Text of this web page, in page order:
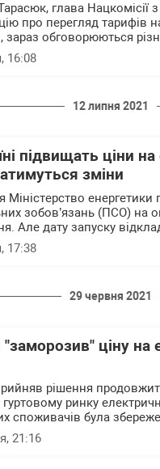
глава
про перегляд тарифів
обговорюються
16:08
12 липня 2021
підвищать ціни
зміни
Міністерство
зобов’язань (ПСО) на
Але дату запуску
17:38
29 червня 2021
"заморозив" ціну на
рішення
ринку
споживачів була
21:16